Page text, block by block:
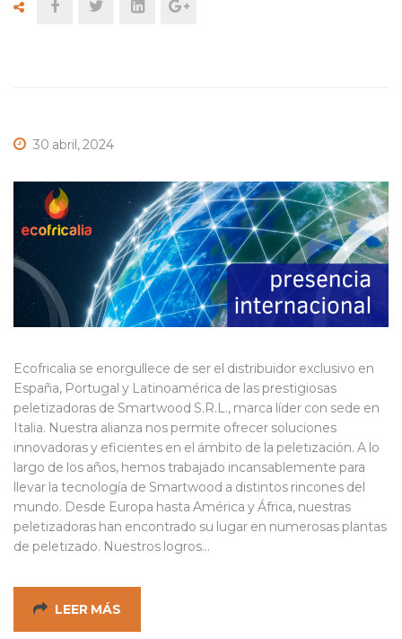
30 abril, 2024
Ecofricalia se enorgullece de ser el distribuidor exclusivo en
España, Portugal y Latinoamérica de las prestigiosas
peletizadoras de Smartwood S.R.L., marca líder con sede en
Italia. Nuestra alianza nos permite ofrecer soluciones
innovadoras y eficientes en el ámbito de la peletización. A lo
largo de los años, hemos trabajado incansablemente para
llevar la tecnología de Smartwood a distintos rincones del
mundo. Desde Europa hasta América y África, nuestras
peletizadoras han encontrado su lugar en numerosas plantas
de peletizado. Nuestros logros…
LEER MÁS